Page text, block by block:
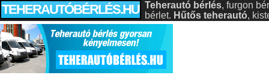
TEHERAUTÓBÉRLÉS.HU Teherautó bérlés, furgon
bérlet. Hűtős teherautó,